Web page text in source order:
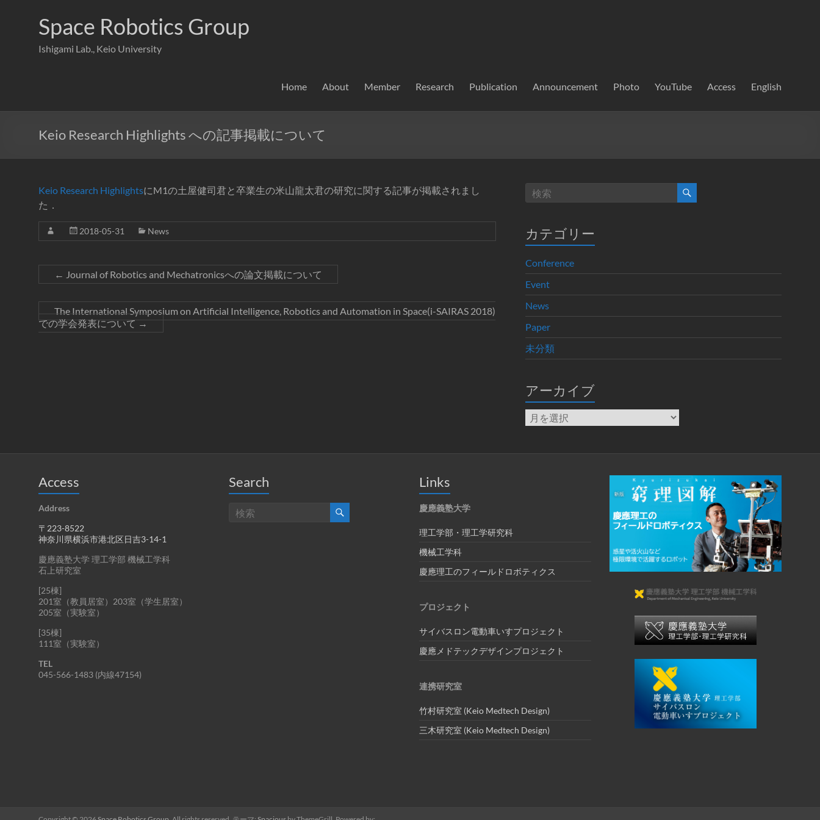
プ
Space Robotics Group
Ishigami Lab., Keio University
Home About Member Research Publication Announcement Photo YouTube Access English
Keio Research Highlights への記事掲載について
Keio Research HighlightsにM1の土屋健司君と卒業生の米山龍太君の研究に関する記事が掲載されまし
た．
2018-05-31 News
← Journal of Robotics and Mechatronicsへの論文掲載について
The International Symposium on Artificial Intelligence, Robotics and Automation in Space(i-SAIRAS 2018)
での学会発表について→
カテゴリー
Conference
Event
News
Paper
未分類
アーカイブ
ア
ー
イ
Access
Address
〒223-8522
神奈川県横浜市港北区日吉3-14-1
慶應義塾大学 理工学部 機械工学科
石上研究室
[25棟]
201室（教員居室）203室（学生居室）
205室（実験室）
[35棟]
111室（実験室）
TEL
045-566-1483 (内線47154)
Search Links
慶應義塾大学
理工学部・理工学研究科
機械工学科
慶應理工のフィールドロボティクス
プロジェクト
サイバスロン電動車いすプロジェクト
慶應メドテックデザインプロジェクト
連携研究室
竹村研究室 (Keio Medtech Design)
三木研究室 (Keio Medtech Design)